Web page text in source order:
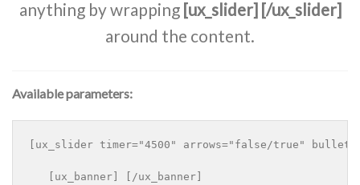
anything by wrapping[ux_slider] [/ux_slider]
around the content.
Available parameters:
[ux_slider timer="4500" arrows="false/true"
   [ux_banner] [/ux_banner]